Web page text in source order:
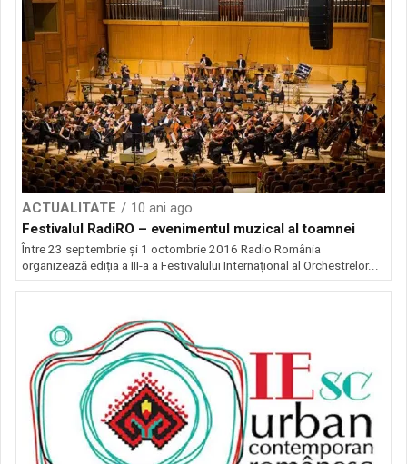
ACTUALITATE
10 ani ago
Festivalul RadiRO – evenimentul muzical al toamnei
Între 23 septembrie și 1 octombrie 2016 Radio România
organizează ediția a III-a a Festivalului Internațional al Orchestrelor...